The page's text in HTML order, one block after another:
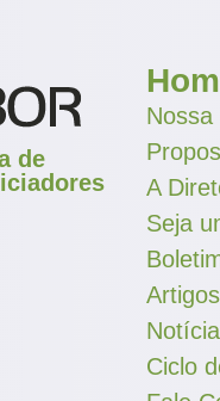
de
Nossa
A
Seja
Artigos
Ciclo